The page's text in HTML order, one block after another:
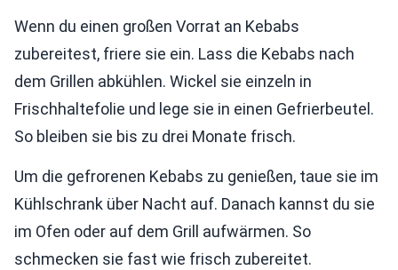
Wenn du einen großen Vorrat an Kebabs
zubereitest, friere sie ein. Lass die Kebabs nach
dem Grillen abkühlen. Wickel sie einzeln in
Frischhaltefolie und lege sie in einen Gefrierbeutel.
So bleiben sie bis zu drei Monate frisch.
Um die gefrorenen Kebabs zu genießen, taue sie im
Kühlschrank über Nacht auf. Danach kannst du sie
im Ofen oder auf dem Grill aufwärmen. So
schmecken sie fast wie frisch zubereitet.